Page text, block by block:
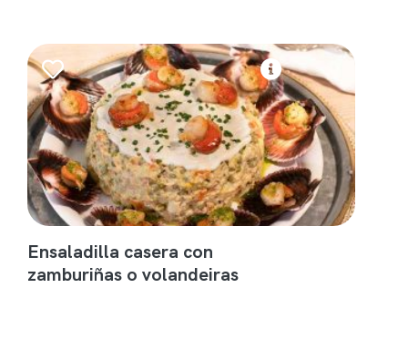
Ensaladilla casera con
zamburiñas o volandeiras